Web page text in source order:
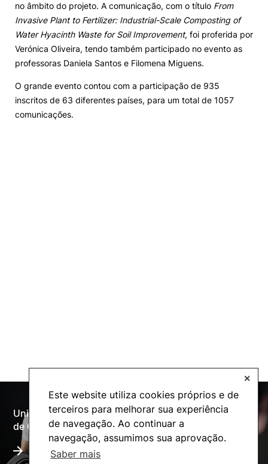
Este website utiliza cookies próprios e de
terceiros para melhorar sua experiência
de navegação. Ao continuar a
navegação, assumimos sua aprovação.
Saber mais
✕
no âmbito do projeto. A comunicação, com o título From
Invasive Plant to Fertilizer: Industrial-Scale Composting of
Water Hyacinth Waste for Soil Improvement, foi proferida por
Verónica Oliveira, tendo também participado no evento as
professoras Daniela Santos e Filomena Miguens.
O grande evento contou com a participação de 935
inscritos de 63 diferentes países, para um total de 1057
comunicações.
Universidade Politécnica
de Coimbra
Oferta Formativa